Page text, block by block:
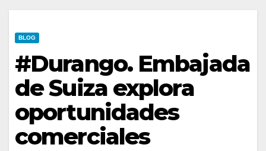
BLOG
#Durango. Embajada
de Suiza explora
oportunidades
comerciales